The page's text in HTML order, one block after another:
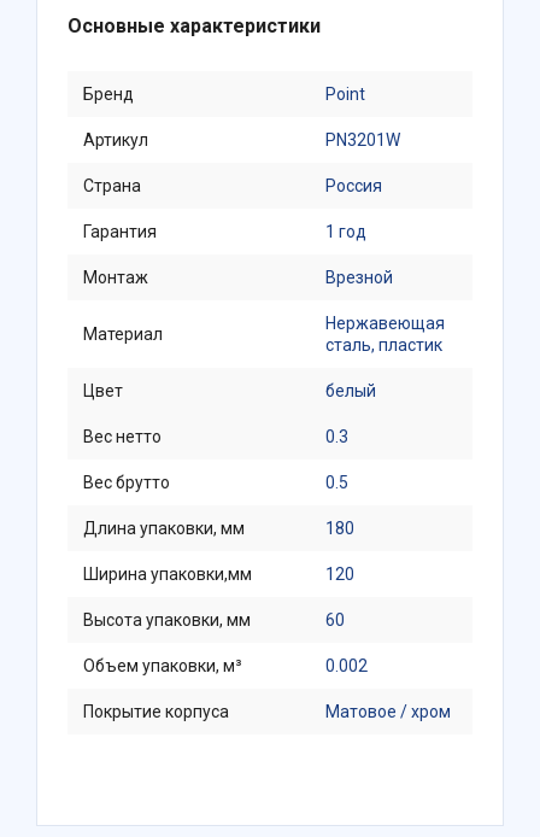
Основные характеристики
Бренд Point
Артикул PN3201W
Страна Россия
Гарантия 1 год
Монтаж Врезной
Материал
Нержавеющая
сталь, пластик
Цвет белый
Вес нетто 0.3
Вес брутто 0.5
Длина упаковки, мм 180
Ширина упаковки,мм 120
Высота упаковки, мм 60
Объем упаковки, м³ 0.002
Покрытие корпуса Матовое / хром